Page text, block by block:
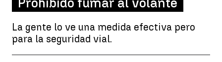
La gente lo ve una medida efectiva pero
para la seguridad vial.